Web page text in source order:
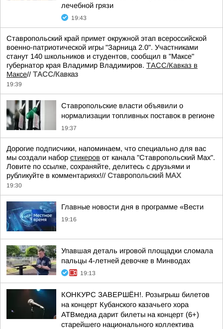
лечебной грязи
19:43
Ставропольский край примет окружной этап всероссийской
военно-патриотической игры "Зарница 2.0". Участниками
станут 140 школьников и студентов, сообщил в "Максе"
губернатор края Владимир Владимиров. ТАСС/Кавказ в
Максе// ТАСС/Кавказ
19:39
Ставропольские власти объявили о
нормализации топливных поставок в регионе
19:37
Дорогие подписчики, напоминаем, что специально для вас
мы создали набор стикеров от канала "Ставропольский Max".
Ловите по ссылке, сохраняйте, делитесь с друзьями и
рубликуйте в комментариях!// Ставропольский MAX
19:30
Главные новости дня в программе «Вести
19:16
Упавшая деталь игровой площадки сломала
пальцы 4-летней девочке в Минводах
19:13
КОНКУРС ЗАВЕРШЁН!. Розыгрыш билетов
на концерт Кубанского казачьего хора
АТВмедиа дарит билеты на концерт (6+)
старейшего национального коллектива